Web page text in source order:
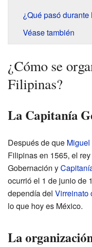
¿Qué pasó
Véase también
¿Cómo se
Filipinas?
La Capitanía
Después de que
Filipinas en 1565, el rey
Gobernación y
ocurrió el 1 de junio de
dependía del Virreinato
lo que hoy es México.
La